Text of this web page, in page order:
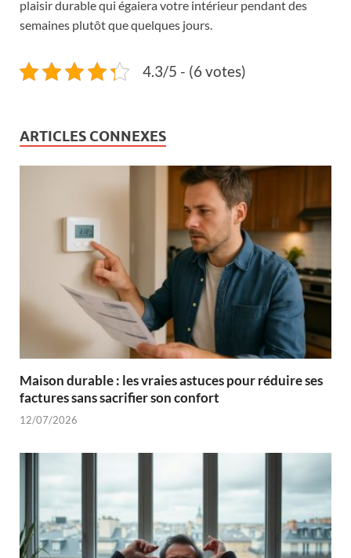
plaisir durable qui égaiera votre intérieur pendant des
semaines plutôt que quelques jours.
4.3/5 - (6 votes)
ARTICLES CONNEXES
Maison durable : les vraies astuces pour réduire ses
factures sans sacrifier son confort
12/07/2026